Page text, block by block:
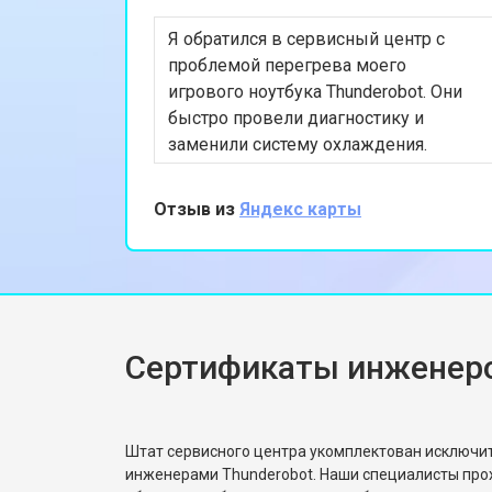
Замена Wi-Fi ноутбука Thunderobot
Ремонт цепи питания
Замена USB порта
Замена звуковой карты
Замена кулера ноутбука
Я обратился в сервисный центр с
проблемой перегрева моего
игрового ноутбука Thunderobot. Они
быстро провели диагностику и
заменили систему охлаждения.
Ремонт был выполнен в тот же день,
что очень удобно. Теперь ноутбук
работает отлично, и я могу снова
наслаждаться играми. Спасибо за
быструю работу!
Отзыв из Яндекс карты
Сертификаты
Штат сервисного центра укомплектован
инженерами Thunderobot. Наши специалисты